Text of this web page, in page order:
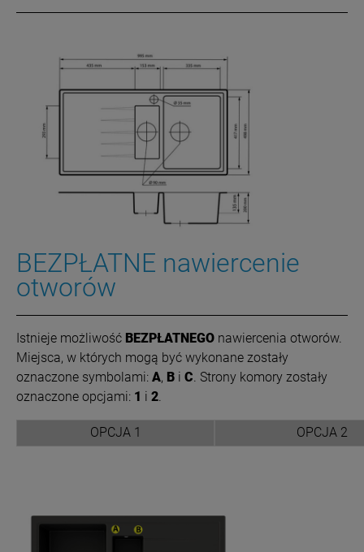
BEZPŁATNE nawiercenie
otworów
Istnieje możliwość BEZPŁATNEGO nawiercenia otworów.
Miejsca, w których mogą być wykonane zostały
oznaczone symbolami: A, B i C . Strony komory zostały
oznaczone opcjami: 1 i 2
OPCJA 1 OPCJA 2